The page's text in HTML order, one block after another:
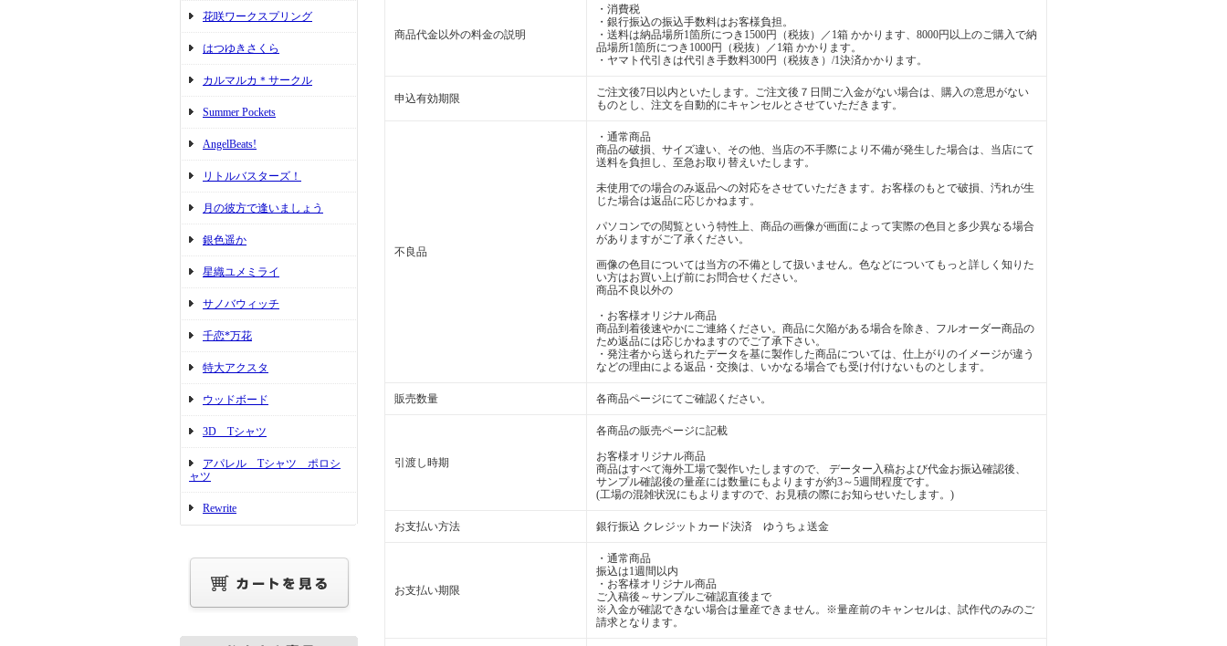
花咲ワークスプリング
はつゆきさくら
カルマルカ＊サークル
Summer Pockets
AngelBeats!
リトルバスターズ！
月の彼方で逢いましょう
銀色遥か
星織ユメミライ
サノバウィッチ
千恋*万花
特大アクスタ
ウッドボード
3D Tシャツ
アパレル Tシャツ ポロシ
ャツ
Rewrite
商品代金以外の料金の説明
・消費税
・銀行振込の振込手数料はお客様負担。
・送料は納品場所1箇所につき1500円（税抜）／1箱 かかります、8000円以上のご購入で納
品場所1箇所につき1000円（税抜）／1箱 かかります。
・ヤマト代引きは代引き手数料300円（税抜き）/1決済かかります。
申込有効期限
ご注文後7日以内といたします。ご注文後７日間ご入金がない場合は、購入の意思がない
ものとし、注文を自動的にキャンセルとさせていただきます。
不良品
・通常商品
商品の破損、サイズ違い、その他、当店の不手際により不備が発生した場合は、当店にて
送料を負担し、至急お取り替えいたします。
未使用での場合のみ返品への対応をさせていただきます。お客様のもとで破損、汚れが生
じた場合は返品に応じかねます。
パソコンでの閲覧という特性上、商品の画像が画面によって実際の色目と多少異なる場合
がありますがご了承ください。
画像の色目については当方の不備として扱いません。色などについてもっと詳しく知りた
い方はお買い上げ前にお問合せください。
商品不良以外の
・お客様オリジナル商品
商品到着後速やかにご連絡ください。商品に欠陥がある場合を除き、フルオーダー商品の
ため返品には応じかねますのでご了承下さい。
・発注者から送られたデータを基に製作した商品については、仕上がりのイメージが違う
などの理由による返品・交換は、いかなる場合でも受け付けないものとします。
販売数量 各商品ページにてご確認ください。
引渡し時期
各商品の販売ページに記載
お客様オリジナル商品
商品はすべて海外工場で製作いたしますので、 データー入稿および代金お振込確認後、
サンプル確認後の量産には数量にもよりますが約3～5週間程度です。
(工場の混雑状況にもよりますので、お見積の際にお知らせいたします。)
お支払い方法 銀行振込 クレジットカード決済 ゆうちょ送金
お支払い期限
・通常商品
振込は1週間以内
・お客様オリジナル商品
ご入稿後～サンプルご確認直後まで
※入金が確認できない場合は量産できません。※量産前のキャンセルは、試作代のみのご
請求となります。